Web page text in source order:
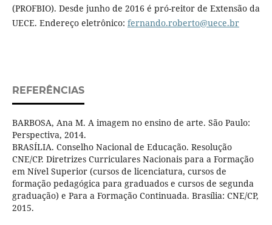
(PROFBIO). Desde junho de 2016 é pró-reitor de Extensão da
UECE. Endereço eletrônico: fernando.roberto@uece.br
REFERÊNCIAS
BARBOSA, Ana M. A imagem no ensino de arte. São Paulo:
Perspectiva, 2014.
BRASÍLIA. Conselho Nacional de Educação. Resolução
CNE/CP. Diretrizes Curriculares Nacionais para a Formação
em Nível Superior (cursos de licenciatura, cursos de
formação pedagógica para graduados e cursos de segunda
graduação) e Para a Formação Continuada. Brasília: CNE/CP,
2015.